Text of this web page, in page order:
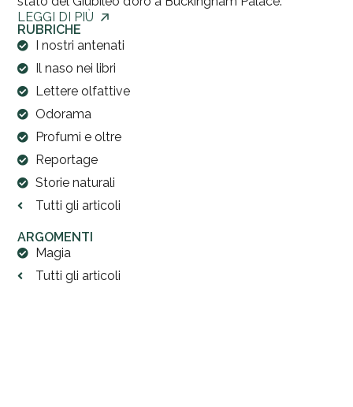
LEGGI DI PIÙ
RUBRICHE
I nostri antenati
Il naso nei libri
Lettere olfattive
Odorama
Profumi e oltre
Reportage
Storie naturali
Tutti gli articoli
ARGOMENTI
Magia
Tutti gli articoli